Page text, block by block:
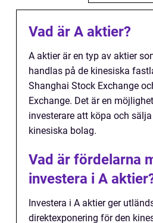
Vad är A aktier?
A aktier är en typ av aktier
handlas på de kinesiska
Shanghai Stock Exchange
Exchange. Det är en
investerare att köpa och
kinesiska bolag.
Vad är fördelarna
investera i A
Investera i A aktier ger
direktexponering för den